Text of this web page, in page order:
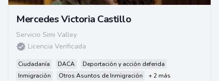
Mercedes Victoria Castillo
Servicio Simi Valley
Licencia Verificada
Ciudadanía DACA
Deportación y acción deferida
Inmigración
Otros Asuntos de Inmigración + 2 más